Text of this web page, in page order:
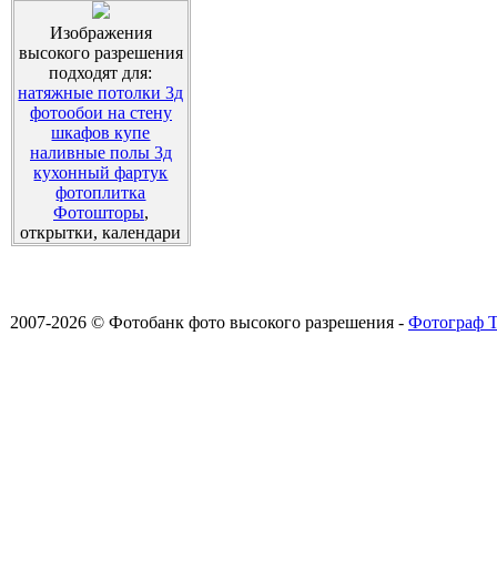
Изображения
высокого разрешения
подходят для:
натяжные потолки 3д
фотообои на стену
шкафов купе
наливные полы 3д
кухонный фартук
фотоплитка
Фотошторы,
открытки, календари
2007-2026 © Фотобанк фото высокого разрешения - Фотограф